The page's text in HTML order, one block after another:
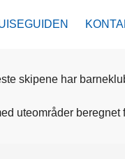
skipene har
uteområder beregnet